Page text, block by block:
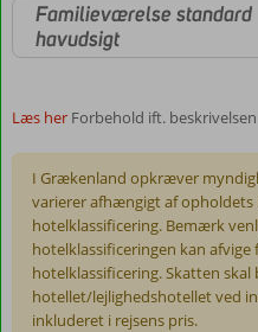
Familieværelse standard
havudsigt
Læs her Forbehold ift. beskrivelsen
I Grækenland opkræver
varierer afhængigt af
hotelklassificering. Bemærk
hotelklassificeringen kan afvige
hotelklassificering. Skatten
hotellet/lejlighedshotellet ved
inkluderet i rejsens pris.